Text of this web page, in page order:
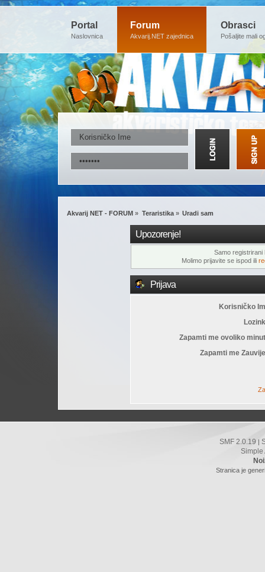
Portal
Naslovnica
Forum
Akvarij.NET zajednica
Obrasci
Pošaljite mali
Akvarij NET - FORUM » Teraristika» Uradi sam
Upozorenje!
Samo registrirani
Molimo prijavite se ispod ili
Prijava
Korisničko
Zapamti me ovoliko
Zapamti me
SMF 2.0.19
Simple
Stranica je